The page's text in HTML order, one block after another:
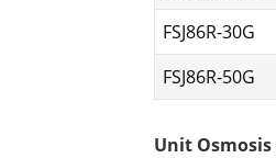
FSJ86R-30G
FSJ86R-50G
Unit